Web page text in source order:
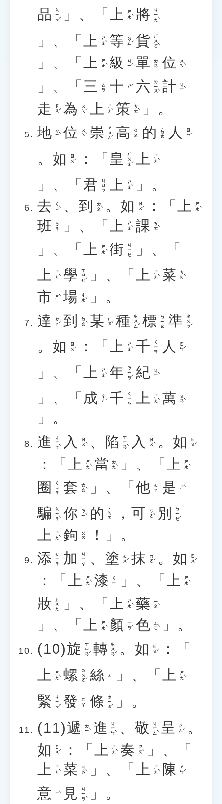
品 ㄆㄧㄣˇ 」、「 上 ㄕㄤˋ 將 ㄐㄧㄤˋ
」、「 上 ㄕㄤˋ 等 ㄉㄥˇ 貨 ㄏㄨㄛˋ
」、「 上 ㄕㄤˋ 級 ㄐㄧˊ 單 ㄉㄢ 位 ㄨㄟˋ
」、「 三 ㄙㄢ 十 ㄕˊ 六 ㄌㄧㄡˋ 計 ㄐㄧˋ
走 ㄗㄡˇ 為 ㄨㄟˊ 上 ㄕㄤˋ 策 ㄘㄜˋ
」。
地 ㄉㄧˋ 位 ㄨㄟˋ 崇 ㄔㄨㄥˊ 高 ㄍㄠ 的 ˙ㄉㄜ 人 ㄖㄣˊ
。 如 ㄖㄨˊ ：「 皇 ㄏㄨㄤˊ 上 ㄕㄤˋ
」、「 君 ㄐㄩㄣ 上 ㄕㄤˋ
」。
去 ㄑㄩˋ 、 到 ㄉㄠˋ 。 如 ㄖㄨˊ ：「 上 ㄕㄤˋ
班 ㄅㄢ 」、「 上 ㄕㄤˋ 課 ㄎㄜˋ
」、「 上 ㄕㄤˋ 街 ㄐㄧㄝ
」、「
上 ㄕㄤˋ 學 ㄒㄩㄝˊ 」、「 上 ㄕㄤˋ 菜 ㄘㄞˋ
市 ㄕˋ 場 ㄔㄤˇ
」。
達 ㄉㄚˊ 到 ㄉㄠˋ 某 ㄇㄡˇ 種 ㄓㄨㄥˇ 標 ㄅㄧㄠ 準 ㄓㄨㄣˇ
。 如 ㄖㄨˊ ：「 上 ㄕㄤˋ 千 ㄑㄧㄢ 人 ㄖㄣˊ
」、「 上 ㄕㄤˋ 年 ㄋㄧㄢˊ 紀 ㄐㄧˋ
」、「 成 ㄔㄥˊ 千 ㄑㄧㄢ 上 ㄕㄤˋ 萬 ㄨㄢˋ
」。
進 ㄐㄧㄣˋ 入 ㄖㄨˋ 、 陷 ㄒㄧㄢˋ 入 ㄖㄨˋ 。 如 ㄖㄨˊ
：「 上 ㄕㄤˋ 當 ㄉㄤˋ 」、「 上 ㄕㄤˋ
圈 ㄑㄩㄢ 套 ㄊㄠˋ 」、「 他 ㄊㄚ 是 ㄕˋ
騙 ㄆㄧㄢˋ 你 ㄋㄧˇ 的 ˙ㄉㄜ ， 可 ㄎㄜˇ 別 ㄅㄧㄝˊ
上 ㄕㄤˋ 鉤 ㄍㄡ
！」。
添 ㄊㄧㄢ 加 ㄐㄧㄚ 、 塗 ㄊㄨˊ 抹 ㄇㄛˇ 。 如 ㄖㄨˊ
：「 上 ㄕㄤˋ 漆 ㄑㄧ 」、「 上 ㄕㄤˋ
妝 ㄓㄨㄤ 」、「 上 ㄕㄤˋ 藥 ㄧㄠˋ
」、「 上 ㄕㄤˋ 顏 ㄧㄢˊ 色 ㄙㄜˋ
」。
(10)旋 ㄒㄩㄢˊ 轉 ㄓㄨㄢˇ 。 如 ㄖㄨˊ
：「
上 ㄕㄤˋ 螺 ㄌㄨㄛˊ 絲 ㄙ 」、「 上 ㄕㄤˋ
緊 ㄐㄧㄣˇ 發 ㄈㄚ 條 ㄊㄧㄠˊ
」。
(11)遞 ㄉㄧˋ 進 ㄐㄧㄣˋ 、 敬 ㄐㄧㄥˋ 呈 ㄔㄥˊ 。
如 ㄖㄨˊ ：「 上 ㄕㄤˋ 奏 ㄗㄡˋ
」、「
上 ㄕㄤˋ 菜 ㄘㄞˋ 」、「 上 ㄕㄤˋ 陳 ㄔㄣˊ
意 ㄧˋ 見 ㄐㄧㄢˋ 」。